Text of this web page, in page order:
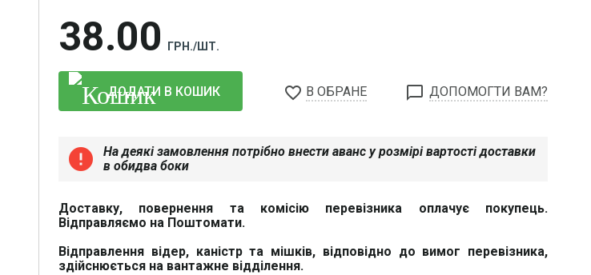
38 00 ГРН./ШТ.
ДОДАТИ В КОШИК favorite_border В ОБРАНЕ chat_bubble_outline ДОПОМОГТИ ВАМ?
error
На деякі замовлення потрібно внести аванс у розмірі вартості доставки
в обидва боки
Доставку, повернення та комісію перевізника оплачує покупець.
Відправляємо на Поштомати.
Відправлення відер, каністр та мішків, відповідно до вимог перевізника,
здійснюється на вантажне відділення.